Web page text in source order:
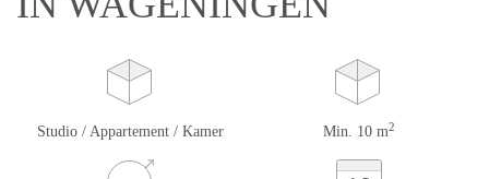
Studio / Appartement / Kamer Min. 10 m2